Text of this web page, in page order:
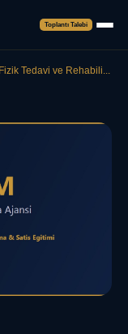
Toplantı Talebi
Tedavi ve Rehabili...